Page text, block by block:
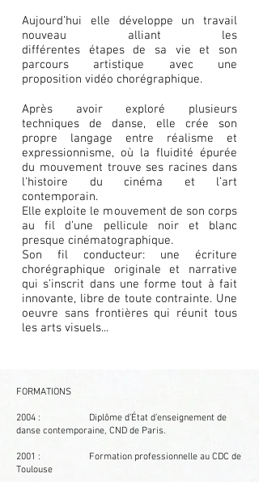
Aujourd’hui elle développe un travail
nouveau alliant les
différentes étapes de sa vie et son
parcours artistique avec une
proposition vidéo chorégraphique.
Après avoir exploré plusieurs
techniques de danse, elle crée son
propre langage entre réalisme et
expressionnisme, où la fluidité épurée
du mouvement trouve ses racines dans
l'histoire du cinéma et l’art
contemporain.
Elle exploite le mouvement de son corps
au fil d’une pellicule noir et blanc
presque cinématographique.
Son fil conducteur: une écriture
chorégraphique originale et narrative
qui s’inscrit dans une forme tout à fait
innovante, libre de toute contrainte. Une
oeuvre sans frontières qui réunit tous
les arts visuels...
FORMATIONS
2004 : Diplôme d’État d’enseignement de
danse contemporaine, CND de Paris.
2001 : Formation professionnelle au CDC de
Toulouse